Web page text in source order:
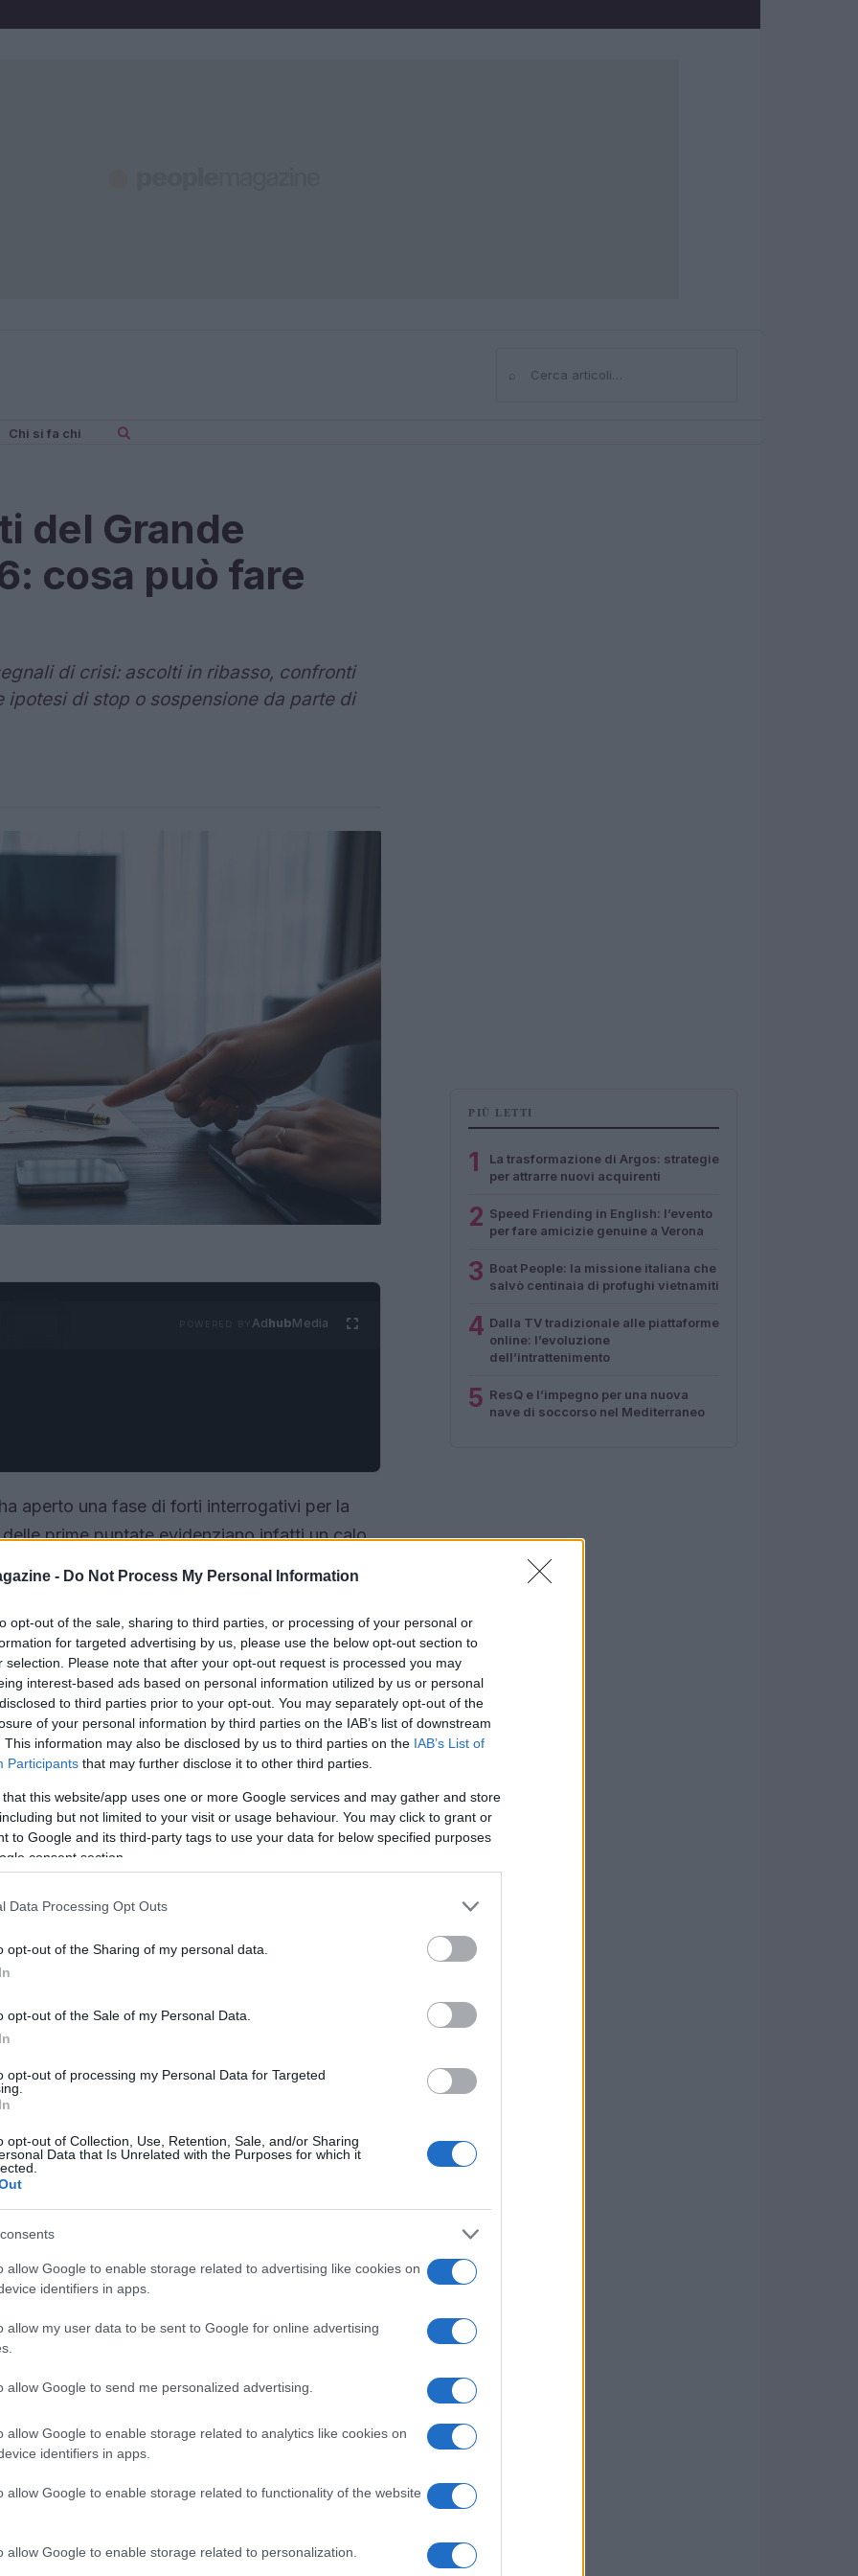
- Do Not Process My Personal Information
opt-out of the sale, sharing to third parties, or processing of your personal or
for targeted advertising by us, please use the below opt-out section to
selection. Please note that after your opt-out request is processed you may
interest-based ads based on personal information utilized by us or personal
to third parties prior to your opt-out. You may separately opt-out of the
of your personal information by third parties on the IAB’s list of downstream
This information may also be disclosed by us to third parties on the IAB’s List of
Participants that may further disclose it to other third parties.
that this website/app uses one or more Google services and may gather and store
but not limited to your visit or usage behaviour. You may click to grant or
to Google and its third-party tags to use your data for below specified purposes
consent section.
Data Processing Opt Outs
opt-out of the Sharing of my personal data.
opt-out of the Sale of my Personal Data.
opt-out of processing my Personal Data for Targeted
opt-out of Collection, Use, Retention, Sale, and/or Sharing
Data that Is Unrelated with the Purposes for which it
allow Google to enable storage related to advertising like cookies on
identifiers in apps.
allow my user data to be sent to Google for online advertising
allow Google to send me personalized advertising.
allow Google to enable storage related to analytics like cookies on
identifiers in apps.
allow Google to enable storage related to functionality of the website
allow Google to enable storage related to personalization.
⌕Cerca
Chi si fa chi
del Grande
cosa può fare
di crisi: ascolti in ribasso, confronti
di stop o sospensione da parte di
AdhubMedia
aperto una fase di forti interrogativi per la
prime puntate evidenziano infatti un calo
ai lavori. Nonostante un evidente sforzo di
di un pubblico più ampio, rimanendo
che non basta più a sostenere la rilevanza
cronaca televisiva: se il trend confermato dai
a valutare scelte radicali. Tra i
quello disaturazione, ovvero la progressiva
edizioni, e l’idea che il brand sia entrato in
tempo per riprendersi.
il
la versione Vip con 2.182.000 spettatori e il
marzo a 1.672.000 spettatori (14,3% di
una parziale risalita a 1.813.000
serate resta intorno a 1,8 milioni e circa il
soglia psicologica dei due milioni che una
serata Mediaset.
PIÙ LETTI
1
La trasformazione di Argos: strategie
per attrarre nuovi acquirenti
2 Speed Friending in English: l’evento
per fare amicizie genuine a Verona
3 Boat People: la missione italiana che
salvò centinaia di profughi vietnamiti
4 Dalla TV tradizionale alle piattaforme
online: l’evoluzione
dell’intrattenimento
5 ResQ e l’impegno per una nuova
nave di soccorso nel Mediterraneo